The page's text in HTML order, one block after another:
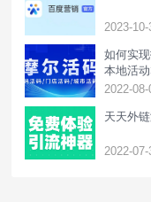
2023-10-
如何实
本地活
2022-08-
天天外
2022-07-